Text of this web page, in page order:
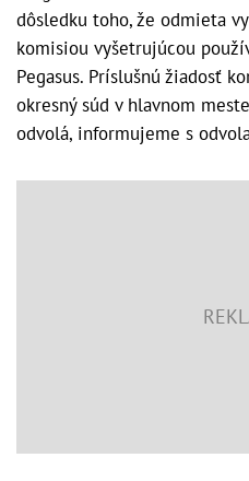
dôsledku toho, že odmieta
komisiou vyšetrujúcou
Pegasus. Príslušnú žiadosť
okresný súd v hlavnom
odvolá, informujeme s